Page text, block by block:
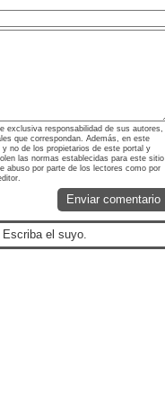
exclusiva responsabilidad de sus autores,
que correspondan. Además, en este
no de los propietarios de este portal y
las normas establecidas para este sitio
abuso por parte de los lectores como por
Enviar comentario
el suyo.